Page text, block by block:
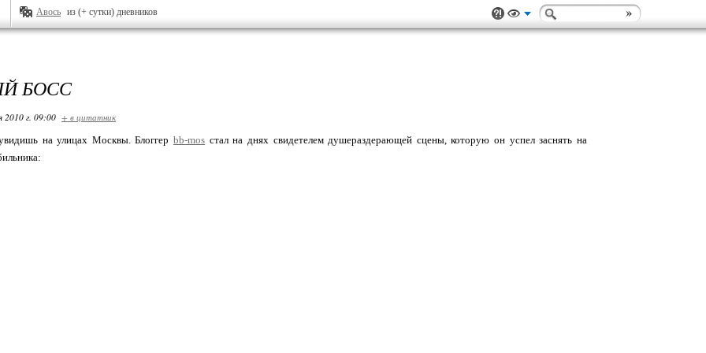
Авось из (+ сутки) дневников
БОСС
2010 г. 09:00 + в цитатник
на улицах Москвы. Блоггерbb-mos стал на днях свидетелем душераздерающей сцены, которую он успел заснять на